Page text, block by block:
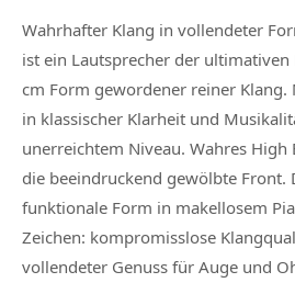
Wahrhafter Klang in vollendeter
ist ein Lautsprecher der ultimativen
cm Form gewordener reiner
in klassischer Klarheit und
unerreichtem Niveau. Wahres High
die beeindruckend gewölbte Front.
funktionale Form in makellosem
Zeichen: kompromisslose
vollendeter Genuss für Auge und